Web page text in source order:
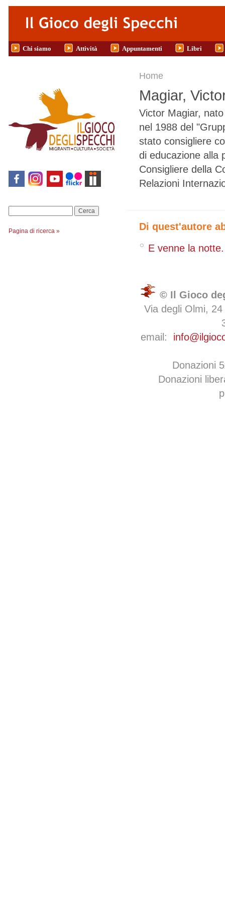
Salta al contenuto principale
Chi siamo Attività Appuntamenti Libri
Pagina di ricerca »
Tu sei qui
Home
Magiar,
Victor Magiar,
nel 1988 del
stato consigliere
di educazione alla
Consigliere della
Relazioni
Di quest'autore
E venne la
© Il Gioco
Via degli Olmi,
email:
Donazioni
Donazioni